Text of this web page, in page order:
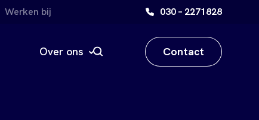
Werken bij 030 – 2271828
Over ons Contact